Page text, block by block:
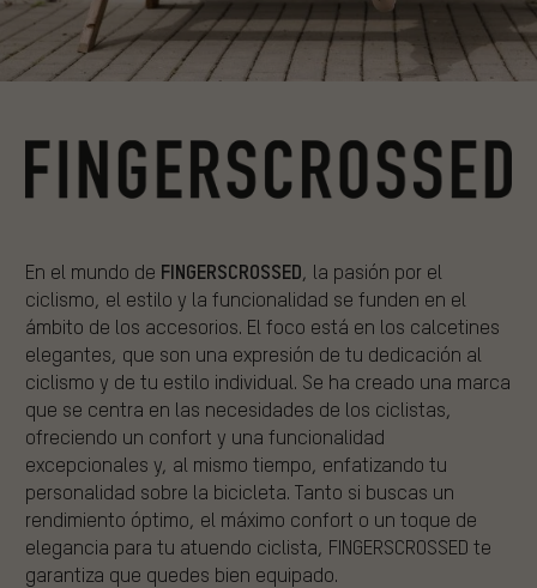
En el mundo de FINGERSCROSSED, la pasión por el
ciclismo, el estilo y la funcionalidad se funden en el
ámbito de los accesorios. El foco está en los calcetines
elegantes, que son una expresión de tu dedicación al
ciclismo y de tu estilo individual. Se ha creado una marca
que se centra en las necesidades de los ciclistas,
ofreciendo un confort y una funcionalidad
excepcionales y, al mismo tiempo, enfatizando tu
personalidad sobre la bicicleta. Tanto si buscas un
rendimiento óptimo, el máximo confort o un toque de
elegancia para tu atuendo ciclista, FINGERSCROSSED te
garantiza que quedes bien equipado.